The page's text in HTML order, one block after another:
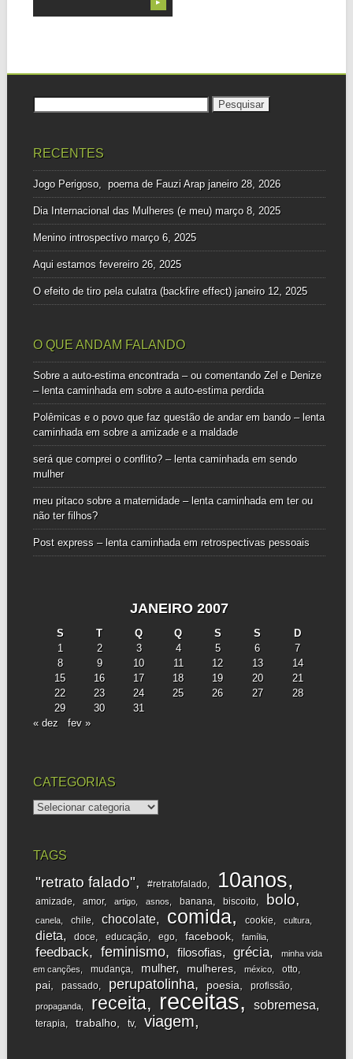
▶
RECENTES
Jogo Perigoso, poema de Fauzi Arap janeiro 28, 2026
Dia Internacional das Mulheres (e meu) março 8, 2025
Menino introspectivo março 6, 2025
Aqui estamos fevereiro 26, 2025
O efeito de tiro pela culatra (backfire effect) janeiro 12, 2025
O QUE ANDAM FALANDO
Sobre a auto-estima encontrada – ou comentando Zel e Denize
– lenta caminhadaem sobre a auto-estima perdida
Polêmicas e o povo que faz questão de andar em bando – lenta
caminhadaem sobre a amizade e a maldade
será que comprei o conflito? – lenta caminhadaem sendo
mulher
meu pitaco sobre a maternidade – lenta caminhadaem ter ou
não ter filhos?
Post express – lenta caminhadaem retrospectivas pessoais
JANEIRO 2007
S T Q Q S S
D
1
2 3 4 5 6
7
8
9 10 11 12 13
14
15
16 17 18 19 20
21
22
23 24 25 26 27
28
29
30
31
« dez
fev »
CATEGORIAS
categorias
TAGS
"retrato falado" #retratofalado 10anos
amizade amor artigo asnos banana biscoito bolo
canela chile chocolate comida cookie cultura
dieta doce educação ego facebook família
feedback feminismo filosofias grécia
minha vida
em canções
mudança mulher mulheres méxico otto
pai passado perupatolinha poesia profissão
propaganda receita receitas sobremesa
terapia trabalho tv viagem